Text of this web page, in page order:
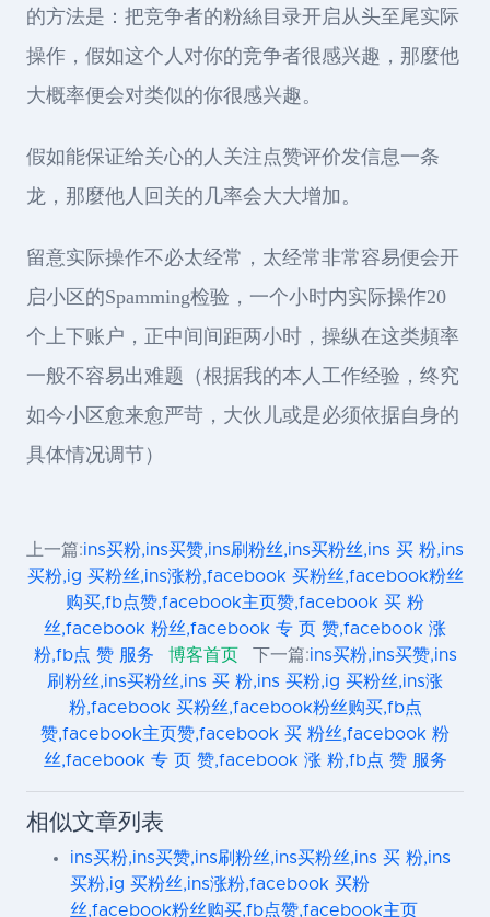
的方法是：把竞争者的粉絲目录开启从头至尾实际
操作，假如这个人对你的竞争者很感兴趣，那麼他
大概率便会对类似的你很感兴趣。
假如能保证给关心的人关注点赞评价发信息一条
龙，那麼他人回关的几率会大大增加。
留意实际操作不必太经常，太经常非常容易便会开
启小区的Spamming检验，一个小时内实际操作20
个上下账户，正中间间距两小时，操纵在这类頻率
一般不容易出难题（根据我的本人工作经验，终究
如今小区愈来愈严苛，大伙儿或是必须依据自身的
具体情况调节）
上一篇:ins买粉,ins买赞,ins刷粉丝,ins买粉丝,ins 买 粉,ins
买粉,ig 买粉丝,ins涨粉,facebook 买粉丝,facebook粉丝
购买,fb点赞,facebook主页赞,facebook 买 粉
丝,facebook 粉丝,facebook 专 页 赞,facebook 涨
粉,fb点 赞 服务
博客首页 下一篇:ins买粉,ins买赞,ins
刷粉丝,ins买粉丝,ins 买 粉,ins 买粉,ig 买粉丝,ins涨
粉,facebook 买粉丝,facebook粉丝购买,fb点
赞,facebook主页赞,facebook 买 粉丝,facebook 粉
丝,facebook 专 页 赞,facebook 涨 粉,fb点 赞 服务
相似文章列表
ins买粉,ins买赞,ins刷粉丝,ins买粉丝,ins 买 粉,ins
买粉,ig 买粉丝,ins涨粉,facebook 买粉
丝,facebook粉丝购买,fb点赞,facebook主页